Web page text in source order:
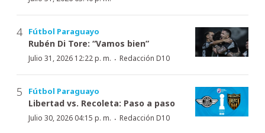
Fútbol Paraguayo
Rubén Di Tore: “Vamos bien”
Julio 31, 2026 12:22 p. m. · Redacción D10
Fútbol Paraguayo
Libertad vs. Recoleta: Paso a paso
Julio 30, 2026 04:15 p. m. · Redacción D10